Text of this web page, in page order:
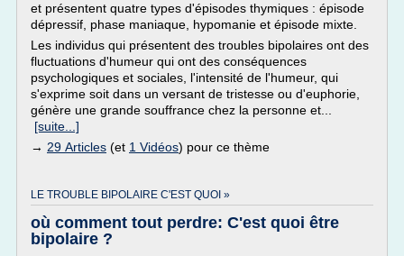
et présentent quatre types d'épisodes thymiques : épisode
dépressif, phase maniaque, hypomanie et épisode mixte.
Les individus qui présentent des troubles bipolaires ont des
fluctuations d'humeur qui ont des conséquences
psychologiques et sociales, l'intensité de l'humeur, qui
s'exprime soit dans un versant de tristesse ou d'euphorie,
génère une grande souffrance chez la personne et...
[suite...]
→ 29 Articles (et 1 Vidéos) pour ce thème
LE TROUBLE BIPOLAIRE C'EST QUOI »
où comment tout perdre: C'est quoi être
bipolaire ?